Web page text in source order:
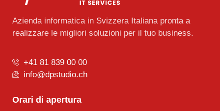
Azienda informatica in Svizzera Italiana pronta a
realizzare le migliori soluzioni per il tuo business.
+41 81 839 00 00
info@dpstudio.ch
Orari di apertura